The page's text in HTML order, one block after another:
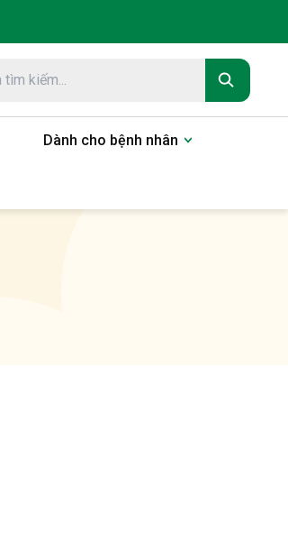
Dành cho bệnh nhân